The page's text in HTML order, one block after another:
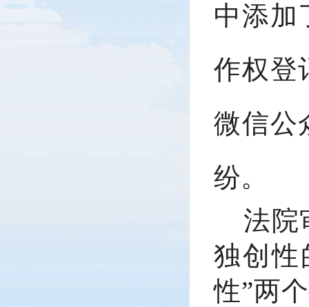
中添加
作权登
微信公
纷。
法院
独创性
性”两